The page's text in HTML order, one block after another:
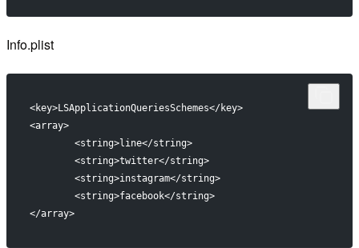
Info.plist
<key>LSApplicationQueriesSchemes</key>
<array>
	<string>line</string>
	<string>twitter</string>
	<string>instagram</string>
	<string>facebook</string>
</array>